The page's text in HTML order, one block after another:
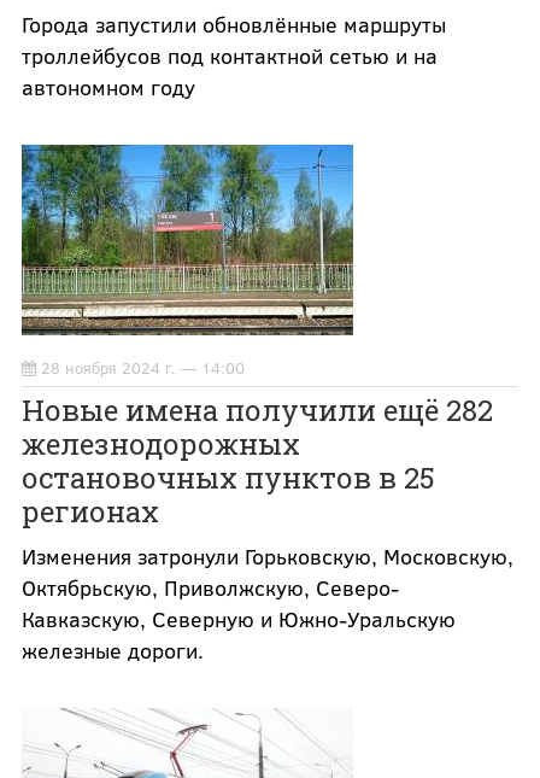
Города запустили обновлённые маршруты
троллейбусов под контактной сетью и на
автономном году
28 ноября 2024 г. — 14:00
Новые имена получили ещё 282
железнодорожных
остановочных пунктов в 25
регионах
Изменения затронули Горьковскую, Московскую,
Октябрьскую, Приволжскую, Северо-
Кавказскую, Северную и Южно-Уральскую
железные дороги.